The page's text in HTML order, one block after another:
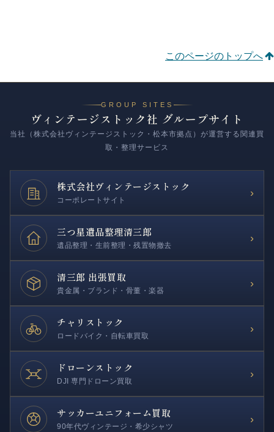
このページのトップへ
GROUP SITES
ヴィンテージストック社 グループサイト
当社（株式会社ヴィンテージストック・松本市拠点）が運営する関連買
取・整理サービス
株式会社ヴィンテージストック
コーポレートサイト
›
三つ星遺品整理清三郎
遺品整理・生前整理・残置物撤去
›
清三郎 出張買取
貴金属・ブランド・骨董・楽器
›
チャリストック
ロードバイク・自転車買取
›
ドローンストック
DJI 専門ドローン買取
›
サッカーユニフォーム買取
90年代ヴィンテージ・希少シャツ
›